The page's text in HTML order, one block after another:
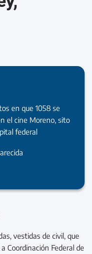
en que 1058 se
el cine Moreno, sito
federal
vestidas de civil, que
Coordinación Federal de